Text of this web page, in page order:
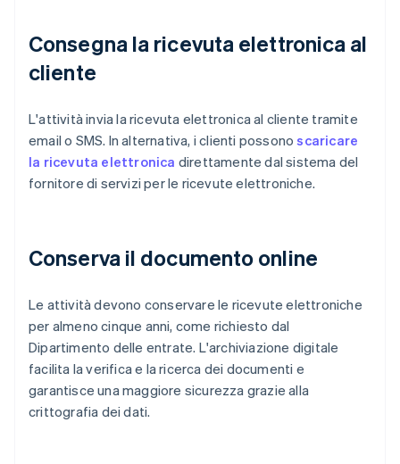
Consegna la ricevuta elettronica al
cliente
L'attività invia la ricevuta elettronica al cliente tramite
email o SMS. In alternativa, i clienti possonoscaricare
la ricevuta elettronica direttamente dal sistema del
fornitore di servizi per le ricevute elettroniche.
Conserva il documento online
Le attività devono conservare le ricevute elettroniche
per almeno cinque anni, come richiesto dal
Dipartimento delle entrate. L'archiviazione digitale
facilita la verifica e la ricerca dei documenti e
garantisce una maggiore sicurezza grazie alla
crittografia dei dati.